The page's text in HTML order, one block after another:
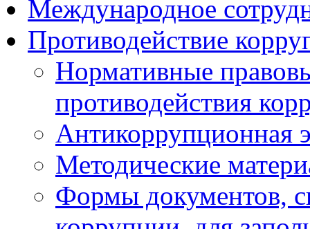
Международное
Противодействие
Нормативные
противодействия
Антикоррупционная
Методические
Формы документов,